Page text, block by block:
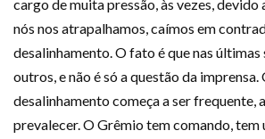
cargo de muita pressão, às vezes, devido
nós nos atrapalhamos, caímos em
desalinhamento. O fato é que nas últimas
outros, e não é só a questão da imprensa.
desalinhamento começa a ser frequente,
prevalecer. O Grêmio tem comando, tem